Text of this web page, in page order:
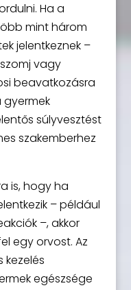
Ha a
mint három
jelentkeznek –
vagy
beavatkozásra
gyermek
súlyvesztést
szakemberhez
is, hogy ha
– például
–, akkor
egy orvost. Az
egészsége